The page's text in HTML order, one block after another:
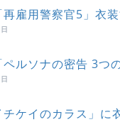
再雇用警察官5」衣
ペルソナの密告 3つ
ケイのカラス」に